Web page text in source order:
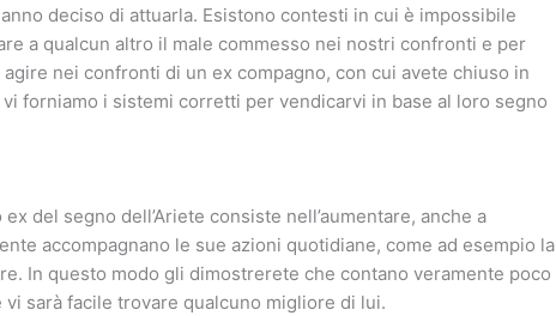
deciso di attuarla. Esistono contesti in cui è impossibile
a qualcun altro il male commesso nei nostri confronti e per
nei confronti di un ex compagno, con cui avete chiuso in
forniamo i sistemi corretti per vendicarvi in base al loro segno
del segno dell’Ariete consiste nell’aumentare, anche a
accompagnano le sue azioni quotidiane, come ad esempio la
In questo modo gli dimostrerete che contano veramente poco
sarà facile trovare qualcuno migliore di lui.